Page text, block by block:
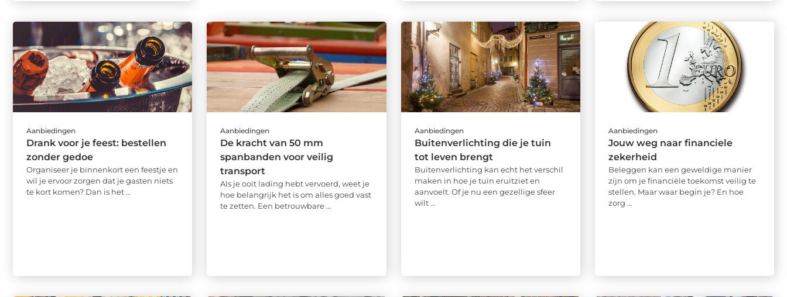
Aanbiedingen
Drank voor je feest: bestellen
zonder gedoe
Organiseer je binnenkort een feestje en
wil je ervoor zorgen dat je gasten niets
te kort komen? Dan is het ...
Aanbiedingen
De kracht van 50 mm
spanbanden voor veilig
transport
Als je ooit lading hebt vervoerd, weet je
hoe belangrijk het is om alles goed vast
te zetten. Een betrouwbare ...
Aanbiedingen
Buitenverlichting die je tuin
tot leven brengt
Buitenverlichting kan echt het verschil
maken in hoe je tuin eruitziet en
aanvoelt. Of je nu een gezellige sfeer
wilt ...
Aanbiedingen
Jouw weg naar financiele
zekerheid
Beleggen kan een geweldige manier
zijn om je financiële toekomst veilig te
stellen. Maar waar begin je? En hoe
zorg ...